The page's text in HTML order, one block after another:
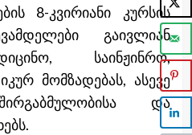
8-კვირიანი კურსის
გაივლიან
საინჟინრო,
მომზადებას, ასევე
და